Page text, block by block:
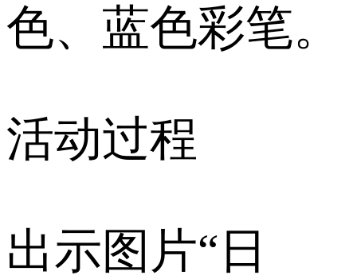
色、蓝色彩笔。
活动过程
出示图片“日